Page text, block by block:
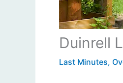
Duinrell
Last Minutes,